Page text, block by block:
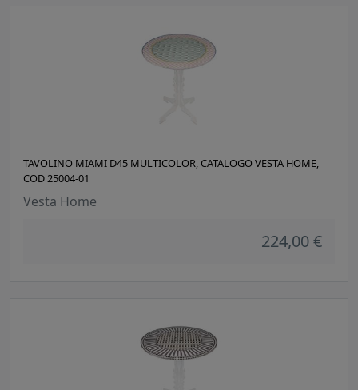
TAVOLINO MIAMI D45 MULTICOLOR, CATALOGO VESTA HOME,
COD 25004-01
Vesta Home
224,00 €